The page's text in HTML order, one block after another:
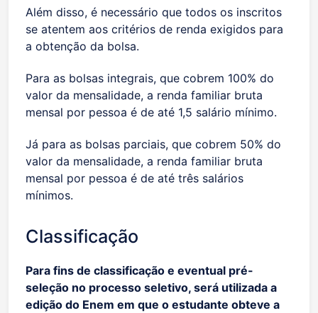
Além disso, é necessário que todos os inscritos
se atentem aos critérios de renda exigidos para
a obtenção da bolsa.
Para as bolsas integrais, que cobrem 100% do
valor da mensalidade, a renda familiar bruta
mensal por pessoa é de até 1,5 salário mínimo.
Já para as bolsas parciais, que cobrem 50% do
valor da mensalidade, a renda familiar bruta
mensal por pessoa é de até três salários
mínimos.
Classificação
Para fins de classificação e eventual pré-
seleção no processo seletivo, será utilizada a
edição do Enem em que o estudante obteve a